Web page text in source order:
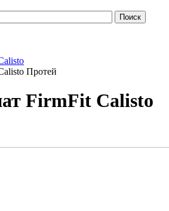
Протей
FirmFit Calisto